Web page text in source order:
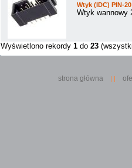
Wtyk (IDC) PIN-
Wtyk wannowy
Wyświetlono rekordy 1do 23
strona główna | |